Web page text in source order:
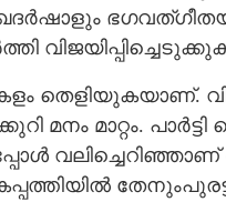
തെളിയുകയാണ്.
മനം മാറ്റം.